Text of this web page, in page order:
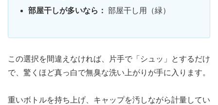
部屋干しが多いなら： 部屋干し用（緑）
この選択を間違えなければ、片手で「シュッ」とするだけ
で、驚くほど真っ白で無臭な洗い上がりが手に入ります。
重いボトルを持ち上げ、キャップを汚しながら計量してい